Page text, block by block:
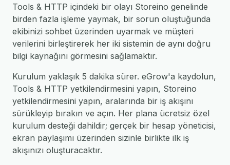
Tools & HTTP içindeki bir olayı Storeino genelinde
birden fazla işleme yaymak, bir sorun oluştuğunda
ekibinizi sohbet üzerinden uyarmak ve müşteri
verilerini birleştirerek her iki sistemin de aynı doğru
bilgi kaynağını görmesini sağlamaktır.
Kurulum yaklaşık 5 dakika sürer. eGrow'a kaydolun,
Tools & HTTP yetkilendirmesini yapın, Storeino
yetkilendirmesini yapın, aralarında bir iş akışını
sürükleyip bırakın ve açın. Her plana ücretsiz özel
kurulum desteği dahildir; gerçek bir hesap yöneticisi,
ekran paylaşımı üzerinden sizinle birlikte ilk iş
akışınızı oluşturacaktır.